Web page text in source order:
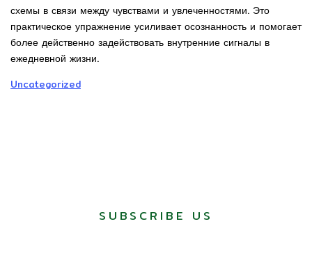
схемы в связи между чувствами и увлеченностями. Это
практическое упражнение усиливает осознанность и помогает
более действенно задействовать внутренние сигналы в
ежедневной жизни.
Uncategorized
SUBSCRIBE US